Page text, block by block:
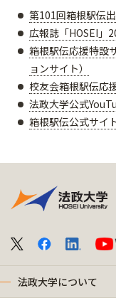
第101回箱根駅伝
広報誌「HOSEI」
箱根駅伝応援特設
ョンサイト）
校友会箱根駅伝応
法政大学公式
箱根駅伝公式サイ
法政大学について